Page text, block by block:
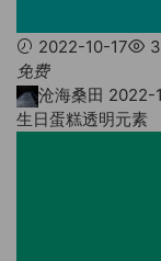
2022-10-17
免费
沧海桑田 2022-
生日蛋糕透明元素